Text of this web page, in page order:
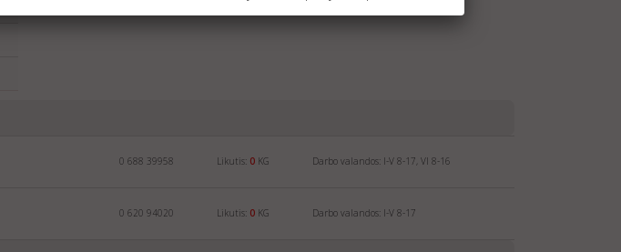
0 688 39958 Likutis: 0 KG Darbo valandos: I-V 8-17, VI 8-16
0 620 94020 Likutis: 0 KG Darbo valandos: I-V 8-17